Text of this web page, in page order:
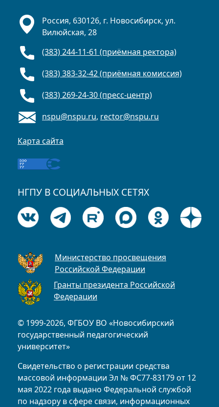
© 1999-2026, ФГБОУ ВО «Новосибирский
государственный педагогический
университет»
Свидетельство о регистрации средства
массовой информации Эл № ФС77-83179 от 12
мая 2022 года выдано Федеральной службой
по надзору в сфере связи, информационных
Россия, 630126, г. Новосибирск, ул.
Вилюйская, 28
(383) 244-11-61 (приёмная ректора)
(383) 383-32-42 (приёмная комиссия)
(383) 269-24-30 (пресс-центр)
nspu@nspu.ru, rector@nspu.ru
Карта сайта
НГПУ В СОЦИАЛЬНЫХ СЕТЯХ
Министерство просвещения
Российской Федерации
Гранты президента Российской
Федерации